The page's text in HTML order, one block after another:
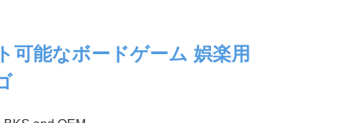
可能なボードゲーム 娯楽用